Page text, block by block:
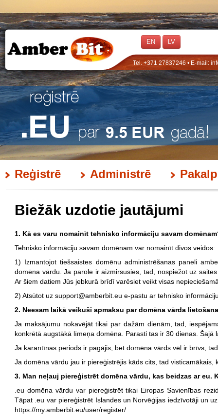
EN LV
Tel. +371 27837246 • E-mail:
Reģistrē Administrē
Biežāk uzdotie jautājumi
1. Kā es varu nomainīt tehnisko informāciju savam
Tehnisko informāciju savam domēnam var nomainīt divos veidos:
1) Izmantojot tiešsaistes domēnu administrēšanas paneli
domēna vārdu. Ja parole ir aizmirsusies, tad, nospiežot uz
Ar šiem datiem Jūs jebkurā brīdī varēsiet veikt visas
2) Atsūtot uz support@amberbit.eu e-pastu ar tehnisko
2. Neesam laikā veikuši apmaksu par domēna vārda
Ja maksājumu nokavējāt tikai par dažām dienām, tad,
konkrētā augstākā līmeņa domēna. Parasti tas ir 30 dienas.
Ja karantīnas periods ir pagājis, bet domēna vārds vēl ir brīvs,
Ja domēna vārdu jau ir piereģistrējis kāds cits, tad
3. Man neļauj piereģistrēt domēna vārdu, kas beidzas ar eu.
.eu domēna vārdu var piereģistrēt tikai Eiropas Savienības
Tāpat .eu var piereģistrēt Islandes un Norvēģijas iedzīvotāji un
https://my.amberbit.eu/user/register/